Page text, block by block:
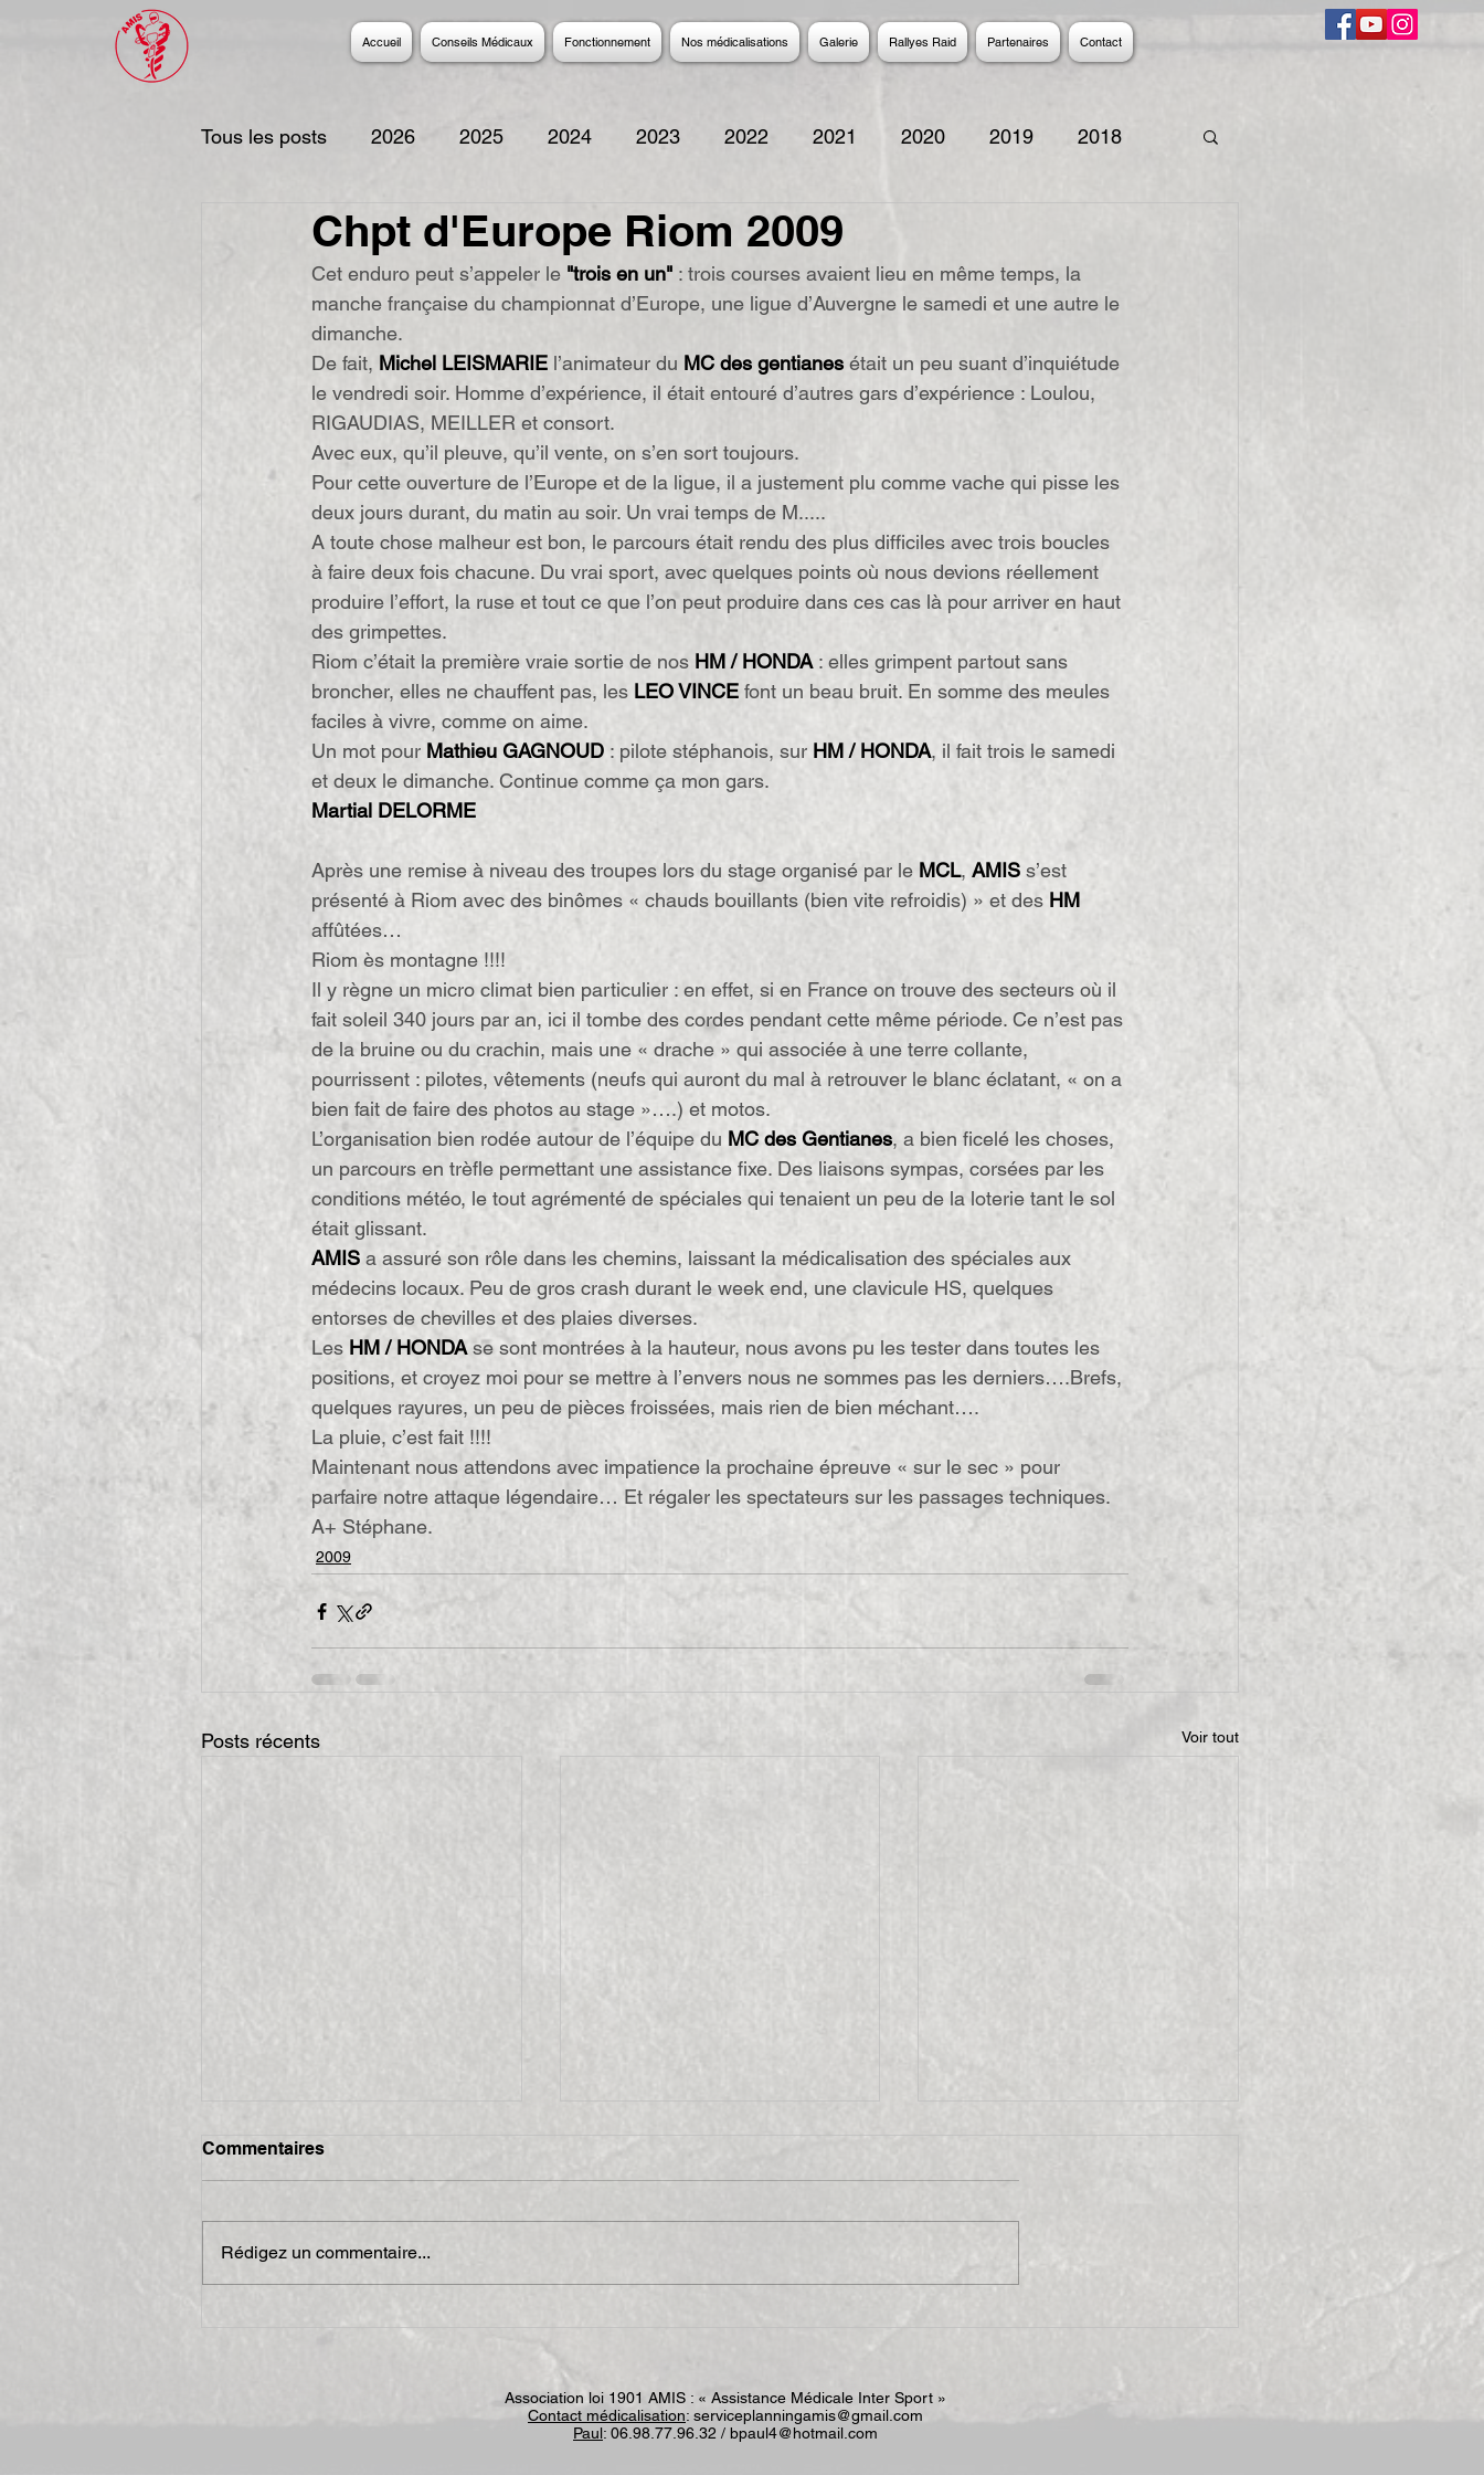
Accueil Conseils Médicaux Fonctionnement Nos médicalisations Galerie Rallyes Raid Partenaires Contact
Tous les posts 2026 2025 2024 2023 2022 2021 2020 2019 2018
2016 2015 2014 2013 2012 2011
Chpt d'Europe Riom 2009
Cet enduro peut s’appeler le "trois en un" : trois courses avaient lieu en même temps, la
manche française du championnat d’Europe, une ligue d’Auvergne le samedi et une autre le
dimanche.
De fait, Michel LEISMARIE l’animateur du MC des gentianes était un peu suant d’inquiétude
le vendredi soir. Homme d’expérience, il était entouré d’autres gars d’expérience : Loulou,
RIGAUDIAS, MEILLER et consort.
Avec eux, qu’il pleuve, qu’il vente, on s’en sort toujours.
Pour cette ouverture de l’Europe et de la ligue, il a justement plu comme vache qui pisse les
deux jours durant, du matin au soir. Un vrai temps de M.....
A toute chose malheur est bon, le parcours était rendu des plus difficiles avec trois boucles
à faire deux fois chacune. Du vrai sport, avec quelques points où nous devions réellement
produire l’effort, la ruse et tout ce que l’on peut produire dans ces cas là pour arriver en haut
des grimpettes.
Riom c’était la première vraie sortie de nos HM / HONDA : elles grimpent partout sans
broncher, elles ne chauffent pas, les LEO VINCE font un beau bruit. En somme des meules
faciles à vivre, comme on aime.
Un mot pour Mathieu GAGNOUD : pilote stéphanois, sur HM / HONDA, il fait trois le samedi
et deux le dimanche. Continue comme ça mon gars.
Martial DELORME
Après une remise à niveau des troupes lors du stage organisé par le MCL, AMIS s’est
présenté à Riom avec des binômes « chauds bouillants (bien vite refroidis) » et des HM
affûtées…
Riom ès montagne !!!!
Il y règne un micro climat bien particulier : en effet, si en France on trouve des secteurs où il
fait soleil 340 jours par an, ici il tombe des cordes pendant cette même période. Ce n’est pas
de la bruine ou du crachin, mais une « drache » qui associée à une terre collante,
pourrissent : pilotes, vêtements (neufs qui auront du mal à retrouver le blanc éclatant, « on a
bien fait de faire des photos au stage »….) et motos.
L’organisation bien rodée autour de l’équipe du MC des Gentianes, a bien ficelé les choses,
un parcours en trèfle permettant une assistance fixe. Des liaisons sympas, corsées par les
conditions météo, le tout agrémenté de spéciales qui tenaient un peu de la loterie tant le sol
était glissant.
AMIS a assuré son rôle dans les chemins, laissant la médicalisation des spéciales aux
médecins locaux. Peu de gros crash durant le week end, une clavicule HS, quelques
entorses de chevilles et des plaies diverses.
Les HM / HONDA se sont montrées à la hauteur, nous avons pu les tester dans toutes les
positions, et croyez moi pour se mettre à l’envers nous ne sommes pas les derniers….Brefs,
quelques rayures, un peu de pièces froissées, mais rien de bien méchant….
La pluie, c’est fait !!!!
Maintenant nous attendons avec impatience la prochaine épreuve « sur le sec » pour
parfaire notre attaque légendaire… Et régaler les spectateurs sur les passages techniques.
A+ Stéphane.
2009
Posts récents Voir tout
CDF Puy en Velay 2009
Commentaires
Rédigez un commentaire...
Association loi 1901 AMIS : « Assistance Médicale Inter Sport »
Contact médicalisation: serviceplanningamis@gmail.com
Paul: 06.98.77.96.32 / bpaul4@hotmail.com